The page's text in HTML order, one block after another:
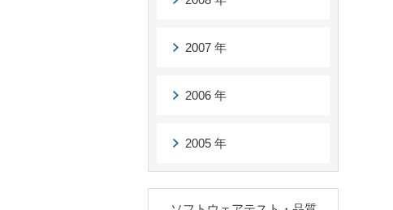
2007 年
2006 年
2005 年